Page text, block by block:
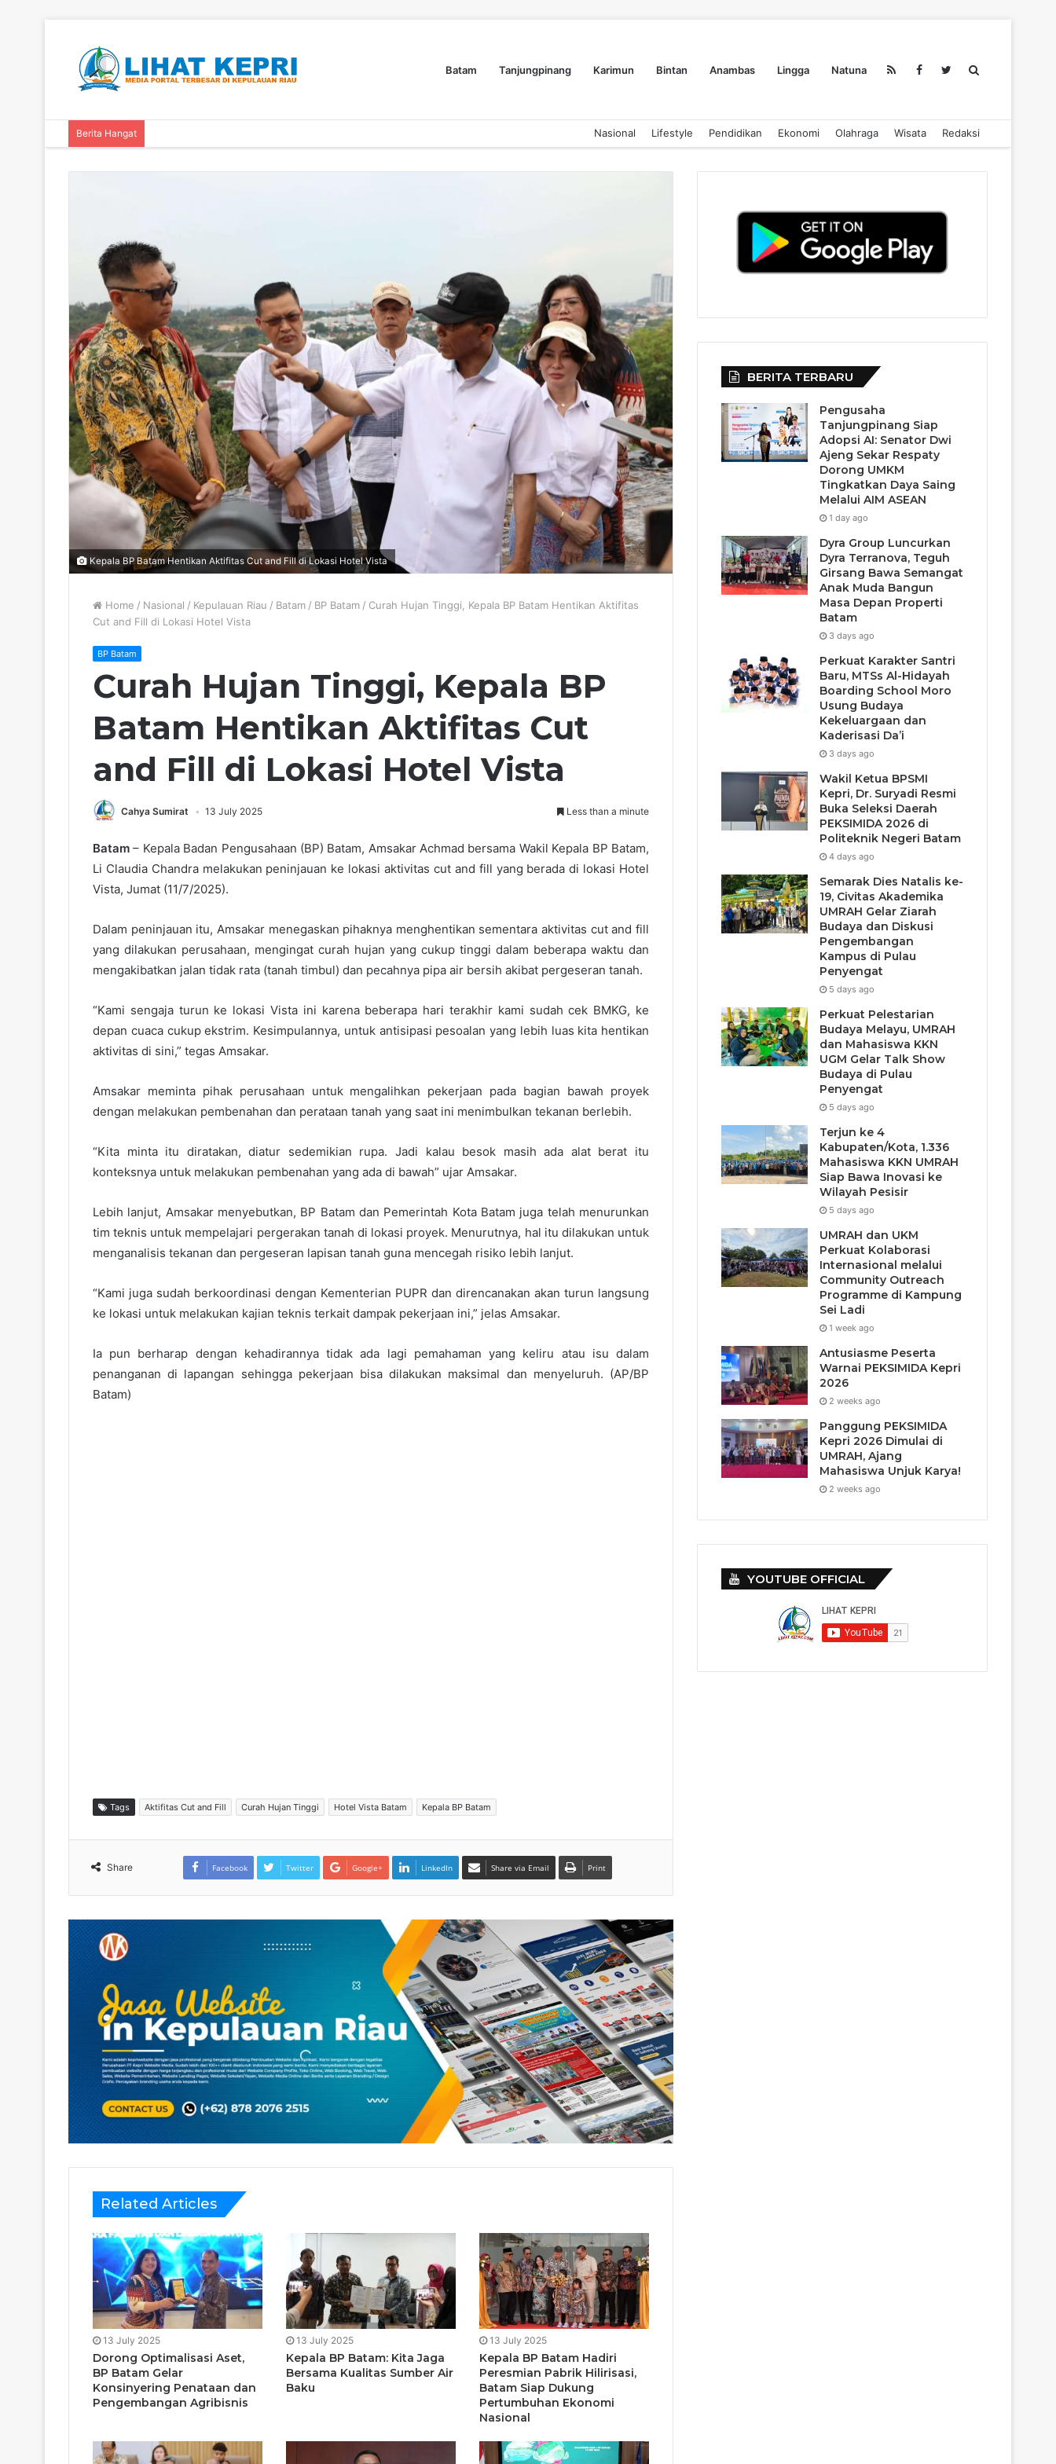
Batam Tanjungpinang Karimun Bintan Anambas Lingga Natuna
Berita Hangat Nasional Lifestyle Pendidikan Ekonomi Olahraga Wisata Redaksi
Kepala BP Batam Hentikan Aktifitas Cut and Fill di Lokasi Hotel Vista
Home / Nasional / Kepulauan Riau / Batam / BP Batam / Curah Hujan Tinggi, Kepala BP Batam Hentikan Aktifitas
Cut and Fill di Lokasi Hotel Vista
BP Batam
Curah Hujan Tinggi, Kepala BP
Batam Hentikan Aktifitas Cut
and Fill di Lokasi Hotel Vista
Cahya Sumirat 13 July 2025 Less than a minute
Batam – Kepala Badan Pengusahaan (BP) Batam, Amsakar Achmad bersama Wakil Kepala BP Batam,
Li Claudia Chandra melakukan peninjauan ke lokasi aktivitas cut and fill yang berada di lokasi Hotel
Vista, Jumat (11/7/2025).
Dalam peninjauan itu, Amsakar menegaskan pihaknya menghentikan sementara aktivitas cut and fill
yang dilakukan perusahaan, mengingat curah hujan yang cukup tinggi dalam beberapa waktu dan
mengakibatkan jalan tidak rata (tanah timbul) dan pecahnya pipa air bersih akibat pergeseran tanah.
“Kami sengaja turun ke lokasi Vista ini karena beberapa hari terakhir kami sudah cek BMKG, ke
depan cuaca cukup ekstrim. Kesimpulannya, untuk antisipasi pesoalan yang lebih luas kita hentikan
aktivitas di sini,” tegas Amsakar.
Amsakar meminta pihak perusahaan untuk mengalihkan pekerjaan pada bagian bawah proyek
dengan melakukan pembenahan dan perataan tanah yang saat ini menimbulkan tekanan berlebih.
“Kita minta itu diratakan, diatur sedemikian rupa. Jadi kalau besok masih ada alat berat itu
konteksnya untuk melakukan pembenahan yang ada di bawah” ujar Amsakar.
Lebih lanjut, Amsakar menyebutkan, BP Batam dan Pemerintah Kota Batam juga telah menurunkan
tim teknis untuk mempelajari pergerakan tanah di lokasi proyek. Menurutnya, hal itu dilakukan untuk
menganalisis tekanan dan pergeseran lapisan tanah guna mencegah risiko lebih lanjut.
“Kami juga sudah berkoordinasi dengan Kementerian PUPR dan direncanakan akan turun langsung
ke lokasi untuk melakukan kajian teknis terkait dampak pekerjaan ini,” jelas Amsakar.
Ia pun berharap dengan kehadirannya tidak ada lagi pemahaman yang keliru atau isu dalam
penanganan di lapangan sehingga pekerjaan bisa dilakukan maksimal dan menyeluruh. (AP/BP
Batam)
Tags Aktifitas Cut and Fill Curah Hujan Tinggi Hotel Vista Batam Kepala BP Batam
Share Facebook Twitter Google+ LinkedIn Share via Email Print
Related Articles
13 July 2025
Dorong Optimalisasi Aset,
BP Batam Gelar
Konsinyering Penataan dan
Pengembangan Agribisnis
13 July 2025
Kepala BP Batam: Kita Jaga
Bersama Kualitas Sumber Air
Baku
13 July 2025
Kepala BP Batam Hadiri
Peresmian Pabrik Hilirisasi,
Batam Siap Dukung
Pertumbuhan Ekonomi
Nasional
BERITA TERBARU
Pengusaha
Tanjungpinang Siap
Adopsi AI: Senator Dwi
Ajeng Sekar Respaty
Dorong UMKM
Tingkatkan Daya Saing
Melalui AIM ASEAN
1 day ago
Dyra Group Luncurkan
Dyra Terranova, Teguh
Girsang Bawa Semangat
Anak Muda Bangun
Masa Depan Properti
Batam
3 days ago
Perkuat Karakter Santri
Baru, MTSs Al-Hidayah
Boarding School Moro
Usung Budaya
Kekeluargaan dan
Kaderisasi Da’i
3 days ago
Wakil Ketua BPSMI
Kepri, Dr. Suryadi Resmi
Buka Seleksi Daerah
PEKSIMIDA 2026 di
Politeknik Negeri Batam
4 days ago
Semarak Dies Natalis ke-
19, Civitas Akademika
UMRAH Gelar Ziarah
Budaya dan Diskusi
Pengembangan
Kampus di Pulau
Penyengat
5 days ago
Perkuat Pelestarian
Budaya Melayu, UMRAH
dan Mahasiswa KKN
UGM Gelar Talk Show
Budaya di Pulau
Penyengat
5 days ago
Terjun ke 4
Kabupaten/Kota, 1.336
Mahasiswa KKN UMRAH
Siap Bawa Inovasi ke
Wilayah Pesisir
5 days ago
UMRAH dan UKM
Perkuat Kolaborasi
Internasional melalui
Community Outreach
Programme di Kampung
Sei Ladi
1 week ago
Antusiasme Peserta
Warnai PEKSIMIDA Kepri
2026
2 weeks ago
Panggung PEKSIMIDA
Kepri 2026 Dimulai di
UMRAH, Ajang
Mahasiswa Unjuk Karya!
2 weeks ago
YOUTUBE OFFICIAL